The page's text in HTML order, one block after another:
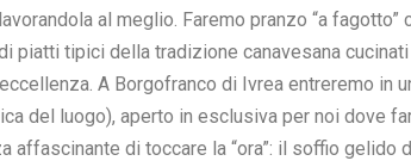
al meglio. Faremo pranzo “a fagotto”
piatti tipici della tradizione canavesana cucinati
A Borgofranco di Ivrea entreremo in
del luogo), aperto in esclusiva per noi dove
affascinante di toccare la “ora”: il soffio gelido